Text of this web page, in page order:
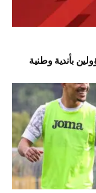
بأندية وطنية